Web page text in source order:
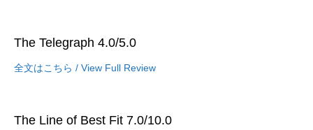
The Telegraph 4.0/5.0
全文はこちら / View Full Review
The Line of Best Fit 7.0/10.0